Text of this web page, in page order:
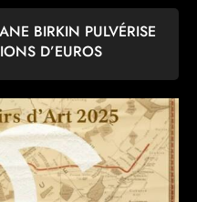
BIRKIN PULVÉRISE
D’EUROS